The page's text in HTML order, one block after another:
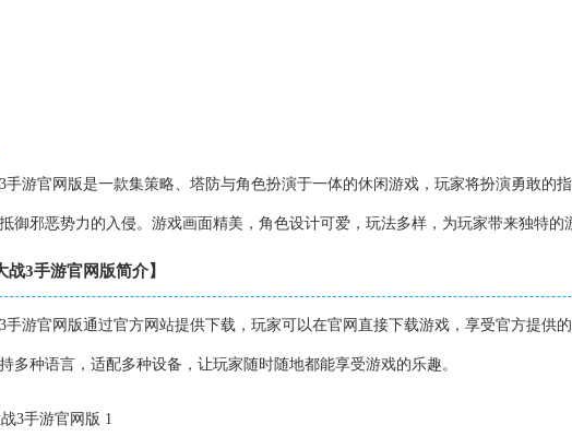
手游官网版是一款集策略、塔防与角色扮演于一体的休闲游戏，玩家将扮演勇敢的
御邪恶势力的入侵。游戏画面精美，角色设计可爱，玩法多样，为玩家带来独特的
战3手游官网版简介】
手游官网版通过官方网站提供下载，玩家可以在官网直接下载游戏，享受官方提供
多种语言，适配多种设备，让玩家随时随地都能享受游戏的乐趣。